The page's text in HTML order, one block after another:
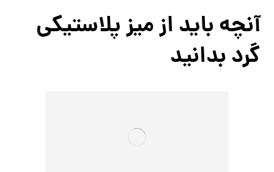
آنچه باید از میز پلاستیکی
گرد بدانید